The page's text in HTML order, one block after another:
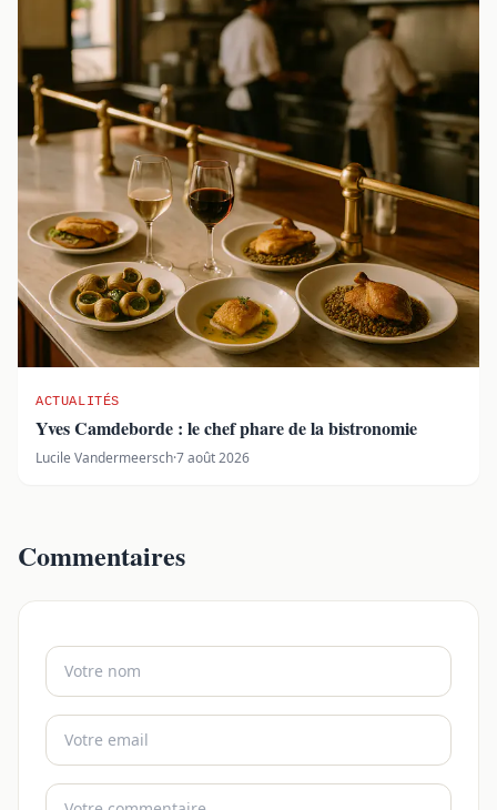
ACTUALITÉS
Yves Camdeborde : le chef phare de la bistronomie
Lucile Vandermeersch·7 août 2026
Commentaires